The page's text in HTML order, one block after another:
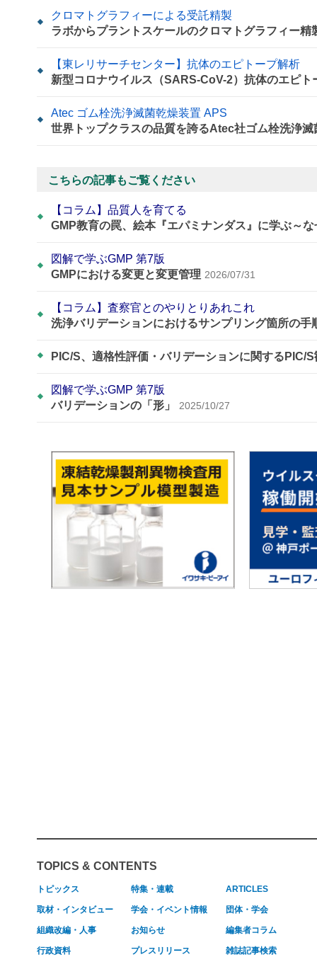
クロマトグラフィーによる受託精製
ラボからプラントスケールのクロマトグラフィー精
【東レリサーチセンター】抗体のエピトープ解析
新型コロナウイルス（SARS-CoV-2）抗体のエピト
Atec ゴム栓洗浄滅菌乾燥装置 APS
世界トップクラスの品質を誇るAtec社ゴム栓洗浄滅
こちらの記事もご覧ください
【コラム】品質人を育てる
GMP教育の罠、絵本『エパミナンダス』に学ぶ～
図解で学ぶGMP 第7版
GMPにおける変更と変更管理 2026/07/31
【コラム】査察官とのやりとりあれこれ
洗浄バリデーションにおけるサンプリング箇所の手
PIC/S、適格性評価・バリデーションに関するPIC/
図解で学ぶGMP 第7版
バリデーションの「形」
2025/10/27
TOPICS & CONTENTS
トピックス 特集・連載 ARTICLES
取材・インタビュー 学会・イベント情報 団体・学会
組織改編・人事 お知らせ 編集者コラム
行政資料 プレスリリース 雑誌記事検索